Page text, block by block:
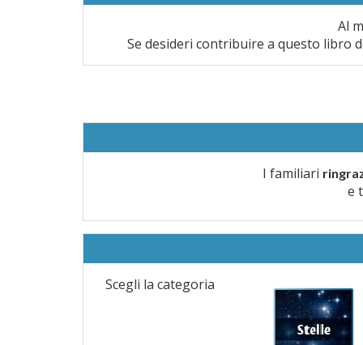
Al
Se desideri contribuire a questo libro
I familiari
e
Scegli la categoria